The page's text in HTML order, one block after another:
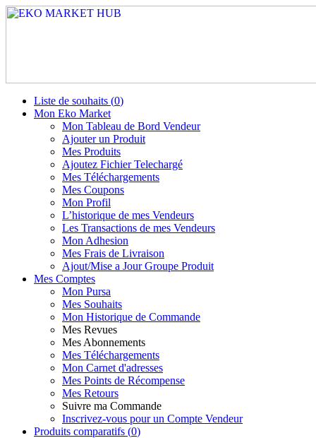
Liste de souhaits (0)
Mon Eko Market
Mon Tableau de Bord Vendeur
Ajouter un Produit
Mes Produits
Ajoutez Fichier Telechargé
Mes Téléchargements
Mes Coupons
Mon Profil
L’historique de mes Vendeurs
Les Transactions de mes Vendeurs
Mon Adhesion
Mes Frais de Livraison
Ajout/Mise a Jour Groupe Produit
Mes Comptes
Mon Pursa
Mes Souhaits
Mon Historique de Commande
Mes Revues
Mes Abonnements
Mes Téléchargements
Mon Carnet d'adresses
Mes Points de Récompense
Mes Retours
Suivre ma Commande
Inscrivez-vous pour un Compte Vendeur
Produits comparatifs (0)